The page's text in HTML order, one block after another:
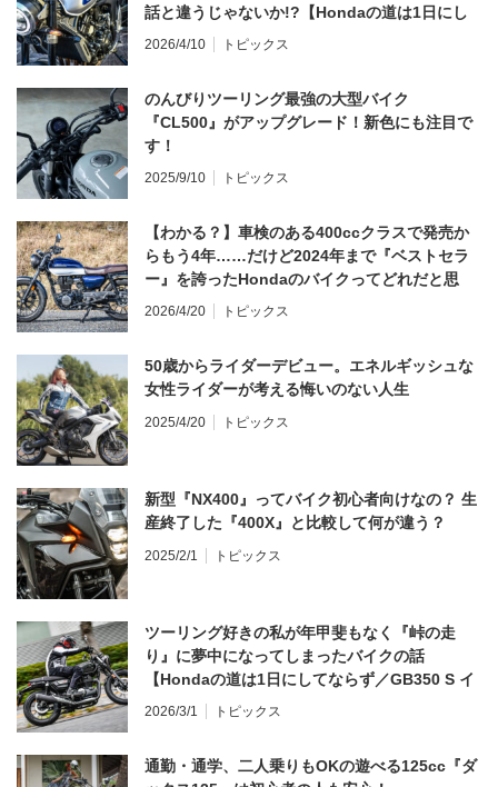
話と違うじゃないか!?【Hondaの道は1日にし
てならず／CB1000F ①第一印象 編】
2026/4/10 トピックス
のんびりツーリング最強の大型バイク
『CL500』がアップグレード！新色にも注目で
す！
2025/9/10 トピックス
【わかる？】車検のある400ccクラスで発売か
らもう4年……だけど2024年まで『ベストセラ
ー』を誇ったHondaのバイクってどれだと思
う？
2026/4/20 トピックス
50歳からライダーデビュー。エネルギッシュな
女性ライダーが考える悔いのない人生
2025/4/20 トピックス
新型『NX400』ってバイク初心者向けなの？ 生
産終了した『400X』と比較して何が違う？
2025/2/1 トピックス
ツーリング好きの私が年甲斐もなく『峠の走
り』に夢中になってしまったバイクの話
【Hondaの道は1日にしてならず／GB350 S イ
ンプレ・レビュー 前編】
2026/3/1 トピックス
通勤・通学、二人乗りもOKの遊べる125cc『ダ